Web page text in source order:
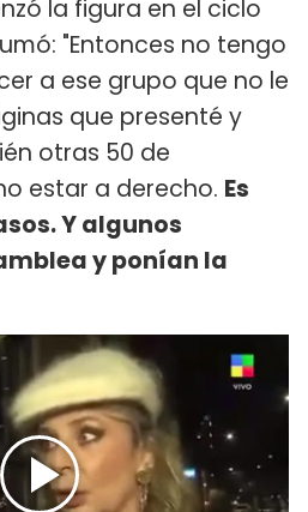
la figura en el ciclo
"Entonces no tengo
a ese grupo que no le
que presenté y
otras 50 de
estar a derecho. Es
Y algunos
y ponían la